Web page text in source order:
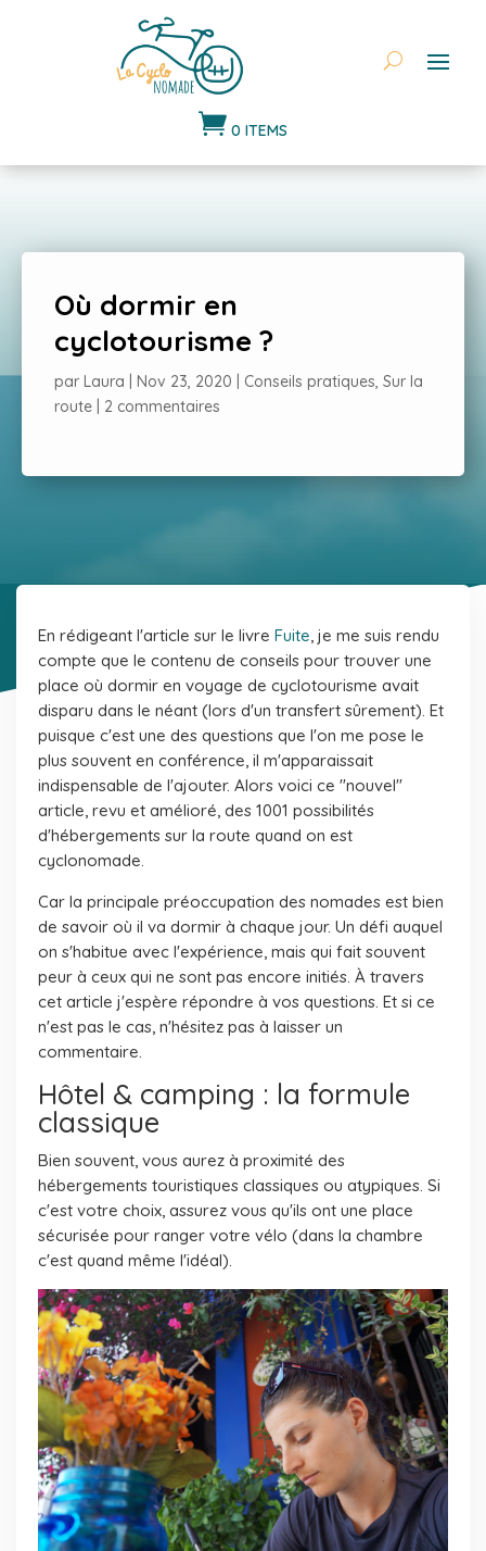
 0 ITEMS
Où dormir en
cyclotourisme ?
par Laura Nov 23, 2020 Conseils pratiques, Sur la
route
2 commentaires
En rédigeant l'article sur le livre Fuite, je me suis rendu
compte que le contenu de conseils pour trouver une
place où dormir en voyage de cyclotourisme avait
disparu dans le néant (lors d'un transfert sûrement). Et
puisque c'est une des questions que l'on me pose le
plus souvent en conférence, il m'apparaissait
indispensable de l'ajouter. Alors voici ce "nouvel"
article, revu et amélioré, des 1001 possibilités
d'hébergements sur la route quand on est
cyclonomade.
Car la principale préoccupation des nomades est bien
de savoir où il va dormir à chaque jour. Un défi auquel
on s'habitue avec l'expérience, mais qui fait souvent
peur à ceux qui ne sont pas encore initiés. À travers
cet article j'espère répondre à vos questions. Et si ce
n'est pas le cas, n'hésitez pas à laisser un
commentaire.
Hôtel & camping : la formule
classique
Bien souvent, vous aurez à proximité des
hébergements touristiques classiques ou atypiques. Si
c'est votre choix, assurez vous qu'ils ont une place
sécurisée pour ranger votre vélo (dans la chambre
c'est quand même l'idéal).